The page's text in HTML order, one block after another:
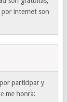
por internet son
participar y
me honra: